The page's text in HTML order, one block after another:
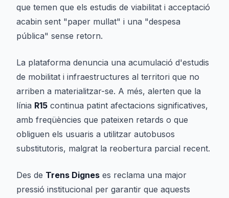
que temen que els estudis de viabilitat i acceptació
acabin sent "paper mullat" i una "despesa
pública" sense retorn.
La plataforma denuncia una acumulació d'estudis
de mobilitat i infraestructures al territori que no
arriben a materialitzar-se. A més, alerten que la
línia R15 continua patint afectacions significatives,
amb freqüències que pateixen retards o que
obliguen els usuaris a utilitzar autobusos
substitutoris, malgrat la reobertura parcial recent.
Des de Trens Dignes es reclama una major
pressió institucional per garantir que aquests